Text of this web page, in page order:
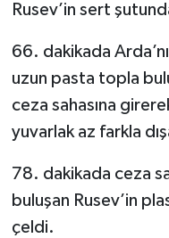
Rusev’in sert
66. dakikada
uzun pasta topla
ceza sahasına
yuvarlak az farkla
78. dakikada ceza
buluşan Rusev’in
çeldi.